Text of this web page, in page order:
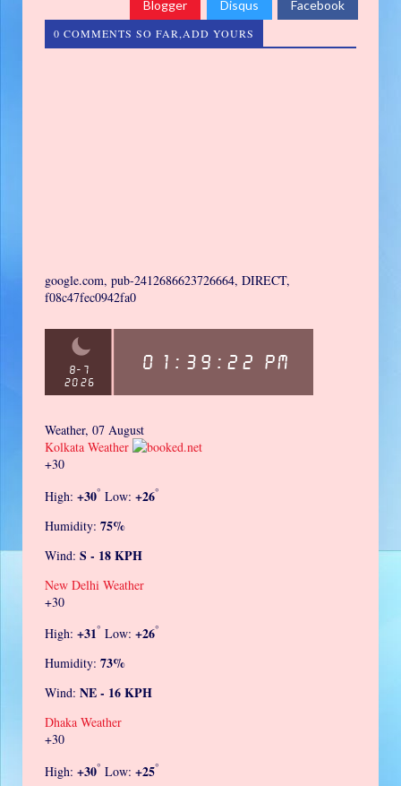
Blogger Disqus Facebook
0 COMMENTS SO FAR,ADD YOURS
google.com, pub-2412686623726664, DIRECT,
f08c47fec0942fa0
Weather, 07 August
Kolkata Weather
+30
High: +30° Low: +26°
Humidity: 75%
Wind: S - 18 KPH
New Delhi Weather
+30
High: +31° Low: +26°
Humidity: 73%
Wind: NE - 16 KPH
Dhaka Weather
+30
High: +30° Low: +25°